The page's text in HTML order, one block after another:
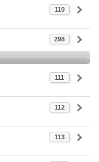
110
298
111
112
113